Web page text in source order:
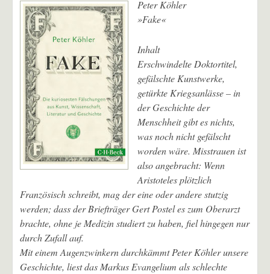
Peter Köhler
»Fake«
Inhalt
Erschwindelte Doktortitel,
gefälschte Kunstwerke,
getürkte Kriegsanlässe – in
der Geschichte der
Menschheit gibt es nichts,
was noch nicht gefälscht
worden wäre. Misstrauen ist
also angebracht: Wenn
Aristoteles plötzlich
Französisch schreibt, mag der eine oder andere stutzig
werden; dass der Briefträger Gert Postel es zum Oberarzt
brachte, ohne je Medizin studiert zu haben, fiel hingegen nur
durch Zufall auf.
Mit einem Augenzwinkern durchkämmt Peter Köhler unsere
Geschichte, liest das Markus Evangelium als schlechte